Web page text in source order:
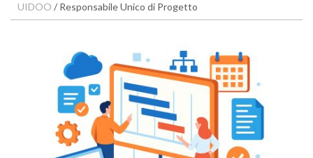
UIDOO / Responsabile Unico di Progetto